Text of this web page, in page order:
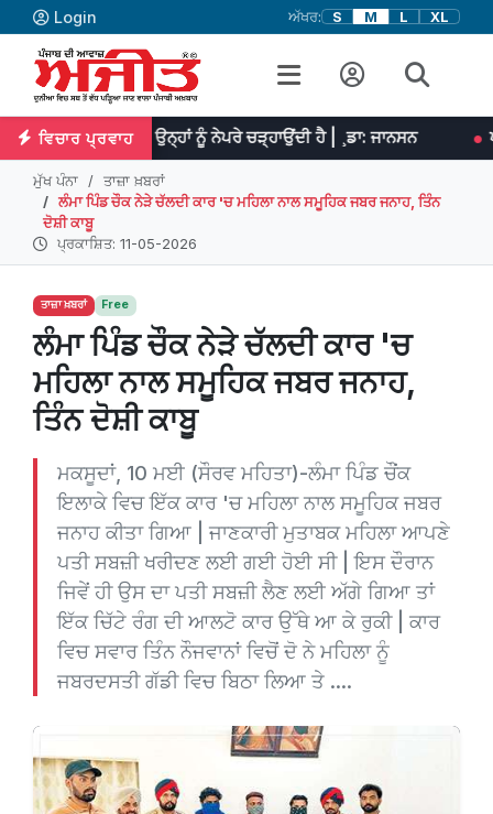
Login ਅੱਖਰ: S M L XL
ਵਿਚਾਰ ਪ੍ਰਵਾਹ
ਉਨ੍ਹਾਂ ਨੂੰ ਨੇਪਰੇ ਚੜ੍ਹਾਉਂਦੀ ਹੈ | ¸ਡਾ: ਜਾਨਸਨ ਪ੍ਰਤਿਭਾ
ਮੁੱਖ ਪੰਨਾ
ਤਾਜ਼ਾ ਖ਼ਬਰਾਂ
ਲੰਮਾ ਪਿੰਡ ਚੌਕ ਨੇੜੇ ਚੱਲਦੀ ਕਾਰ 'ਚ ਮਹਿਲਾ ਨਾਲ ਸਮੂਹਿਕ ਜਬਰ ਜਨਾਹ, ਤਿੰਨ
ਦੋਸ਼ੀ ਕਾਬੂ
ਪ੍ਰਕਾਸ਼ਿਤ: 11-05-2026
ਤਾਜ਼ਾ ਖ਼ਬਰਾਂ Free
ਲੰਮਾ ਪਿੰਡ ਚੌਕ ਨੇੜੇ ਚੱਲਦੀ ਕਾਰ 'ਚ
ਮਹਿਲਾ ਨਾਲ ਸਮੂਹਿਕ ਜਬਰ ਜਨਾਹ,
ਤਿੰਨ ਦੋਸ਼ੀ ਕਾਬੂ
ਮਕਸੂਦਾਂ, 10 ਮਈ (ਸੌਰਵ ਮਹਿਤਾ)-ਲੰਮਾ ਪਿੰਡ ਚੌਂਕ
ਇਲਾਕੇ ਵਿਚ ਇੱਕ ਕਾਰ 'ਚ ਮਹਿਲਾ ਨਾਲ ਸਮੂਹਿਕ ਜਬਰ
ਜਨਾਹ ਕੀਤਾ ਗਿਆ | ਜਾਣਕਾਰੀ ਮੁਤਾਬਕ ਮਹਿਲਾ ਆਪਣੇ
ਪਤੀ ਸਬਜ਼ੀ ਖਰੀਦਣ ਲਈ ਗਈ ਹੋਈ ਸੀ | ਇਸ ਦੌਰਾਨ
ਜਿਵੇਂ ਹੀ ਉਸ ਦਾ ਪਤੀ ਸਬਜ਼ੀ ਲੈਣ ਲਈ ਅੱਗੇ ਗਿਆ ਤਾਂ
ਇੱਕ ਚਿੱਟੇ ਰੰਗ ਦੀ ਆਲਟੋ ਕਾਰ ਉੱਥੇ ਆ ਕੇ ਰੁਕੀ | ਕਾਰ
ਵਿਚ ਸਵਾਰ ਤਿੰਨ ਨੌਜਵਾਨਾਂ ਵਿਚੋਂ ਦੋ ਨੇ ਮਹਿਲਾ ਨੂੰ
ਜਬਰਦਸਤੀ ਗੱਡੀ ਵਿਚ ਬਿਠਾ ਲਿਆ ਤੇ ....